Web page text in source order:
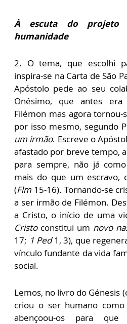
À escuta do projeto
humanidade
2. O tema, que escolhi
inspira-se na Carta de São
Apóstolo pede ao seu
Onésimo, que antes
Filémon mas agora
por isso mesmo, segundo
um irmão. Escreve o
afastado por breve tempo,
para sempre, não já
mais do que um escravo,
(Flm 15-16). Tornando-se
a ser irmão de Filémon.
a Cristo, o início de uma
Cristoconstitui um novo
17; 1 Ped1, 3), que
vínculo fundante da vida
social.
Lemos, no livro do Génesis
criou o ser humano como
abençoou-os para